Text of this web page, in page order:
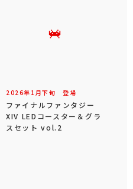
2026年 1 月下旬 登場
ファイナルファンタジー
XIV LEDコースター＆グラ
スセット vol.2